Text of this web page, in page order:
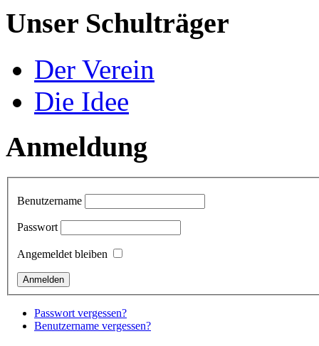
Unser Schulträger
Der Verein
Die Idee
Anmeldung
Benutzername
Passwort
Angemeldet bleiben
Passwort vergessen?
Benutzername vergessen?